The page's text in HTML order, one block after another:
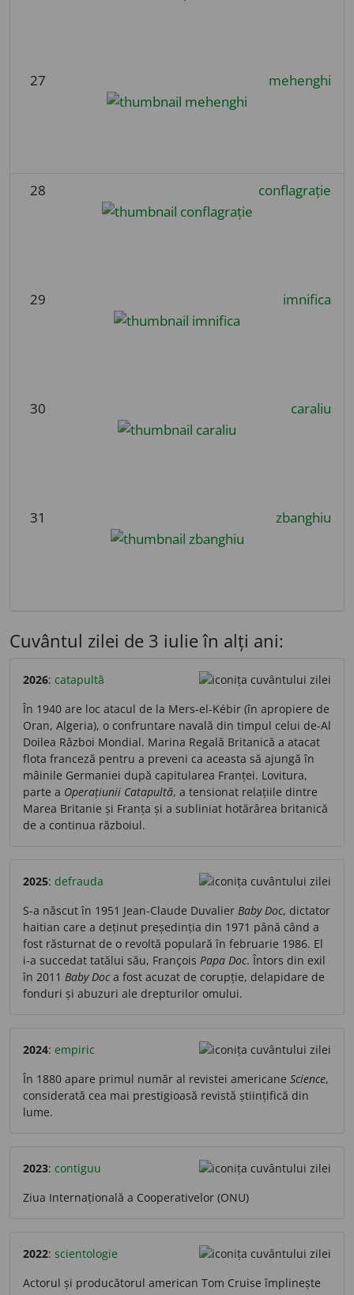
27 mehenghi
28 conflagrație
29 imnifica
30 caraliu
31 zbanghiu
Cuvântul zilei de 3 iulie în alți ani:
2026: catapultă
În 1940 are loc atacul de la Mers-el-Kébir (în apropiere de
Oran, Algeria), o confruntare navală din timpul celui de-Al
Doilea Război Mondial. Marina Regală Britanică a atacat
flota franceză pentru a preveni ca aceasta să ajungă în
mâinile Germaniei după capitularea Franței. Lovitura,
parte a Operațiunii Catapultă, a tensionat relațiile dintre
Marea Britanie și Franța și a subliniat hotărârea britanică
de a continua războiul.
2025: defrauda
S-a născut în 1951 Jean-Claude Duvalier Baby Doc, dictator
haitian care a deținut președinția din 1971 până când a
fost răsturnat de o revoltă populară în februarie 1986. El
i-a succedat tatălui său, François Papa Doc. Întors din exil
în 2011 Baby Doca fost acuzat de corupție, delapidare de
fonduri și abuzuri ale drepturilor omului.
2024: empiric
În 1880 apare primul număr al revistei americane Science,
considerată cea mai prestigioasă revistă științifică din
lume.
2023: contiguu
Ziua Internațională a Cooperativelor (ONU)
2022: scientologie
Actorul și producătorul american Tom Cruise împlinește